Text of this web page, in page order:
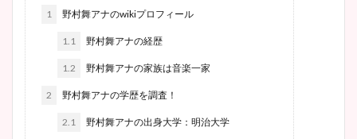
1 野村舞アナのwikiプロフィール
1.1 野村舞アナの経歴
1.2 野村舞アナの家族は音楽一家
2 野村舞アナの学歴を調査！
2.1 野村舞アナの出身大学：明治大学